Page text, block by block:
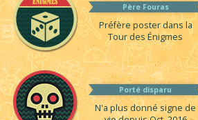
Père Fouras
Préfère poster dans la
Tour des Énigmes
Porté disparu
N'a plus donné signe de